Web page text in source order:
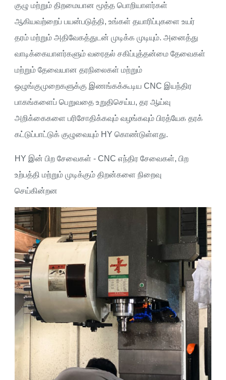
குழு மற்றும் திறமையான மூத்த பொறியாளர்கள்
ஆகியவற்றைப் பயன்படுத்தி, உங்கள் தயாரிப்புகளை உயர்
தரம் மற்றும் அதிவேகத்துடன் முடிக்க முடியும். அனைத்து
வாடிக்கையாளர்களும் வரைதல் சகிப்புத்தன்மை தேவைகள்
மற்றும் தேவையான தரநிலைகள் மற்றும்
ஒழுங்குமுறைகளுக்கு இணங்கக்கூடிய CNC இயந்திர
பாகங்களைப் பெறுவதை உறுதிசெய்ய, தர ஆய்வு
அறிக்கைகளை பரிசோதிக்கவும் வழங்கவும் பிரத்யேக தரக்
கட்டுப்பாட்டுக் குழுவையும் HY கொண்டுள்ளது.
HY இன் பிற சேவைகள் - CNC எந்திர சேவைகள், பிற
உற்பத்தி மற்றும் முடிக்கும் திறன்களை நிறைவு
செய்கின்றன